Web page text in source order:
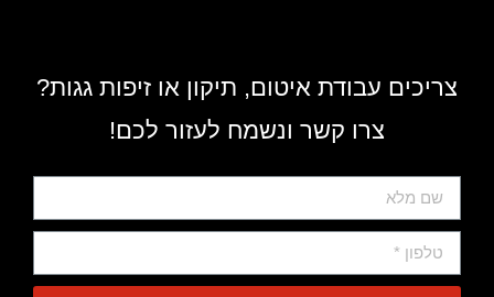
צריכים עבודת איטום, תיקון או זיפות גגות?
צרו קשר ונשמח לעזור לכם!